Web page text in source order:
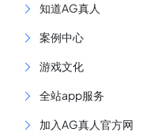
知道AG真人
案例中心
游戏文化
全站app服务
加入AG真人官方网